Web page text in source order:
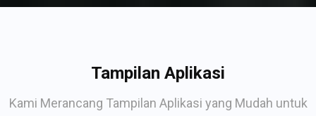
Tampilan Aplikasi
Kami Merancang Tampilan Aplikasi yang Mudah untuk